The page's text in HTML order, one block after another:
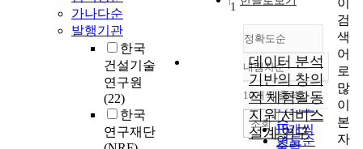
가나다순
발행기관
한국
건설기술
연구원
(22)
한국
연구재단
정확도순
정확도
순
인기도
순
연도순
내림차순
내림차순
10개씩 출력
10개씩
조회
1
데이터 분석
기반의 창의
적 체험활동
지원 서비스
설계 연구
이
검
색
어
로
많
이
본
자